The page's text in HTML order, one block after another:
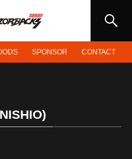
SPONSOR CONTACT